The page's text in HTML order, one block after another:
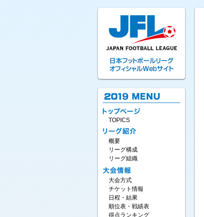
TOPICS
概要
リーグ構成
リーグ組織
大会方式
チケット情報
日程・結果
順位表・戦績表
得点ランキング